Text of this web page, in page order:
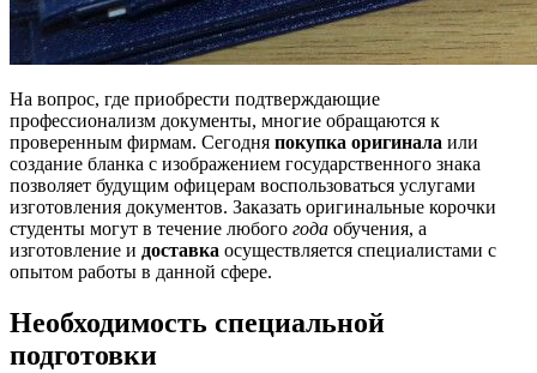
На вопрос, где приобрести подтверждающие
профессионализм документы, многие обращаются к
проверенным фирмам. Сегодня покупка оригинала или
создание бланка с изображением государственного знака
позволяет будущим офицерам воспользоваться услугами
изготовления документов. Заказать оригинальные корочки
студенты могут в течение любого года обучения, а
изготовление и доставка осуществляется специалистами с
опытом работы в данной сфере.
Необходимость специальной
подготовки